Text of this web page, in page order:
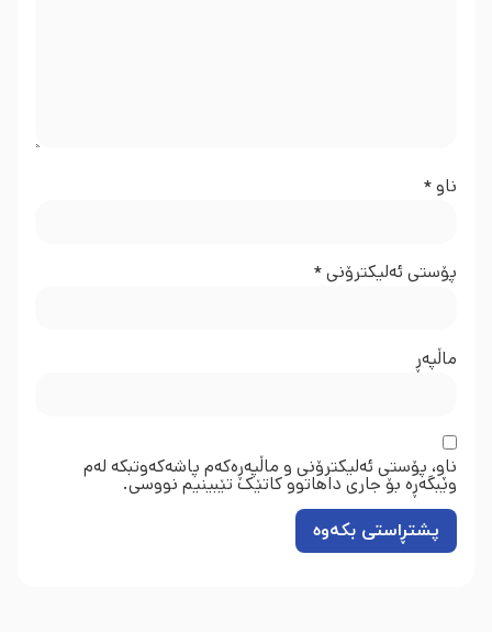
ناو*
پۆستی ئەلیکترۆنی*
ماڵپه‌ڕ
ناو، پۆستی ئەلیکترۆنی و ماڵپەڕەکەم پاشەکەوتبکە لەم
وێبگەڕە بۆ جاری داهاتوو کاتێک تێبینیم نووسی.